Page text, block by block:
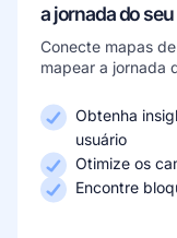
a jornada do
Conecte mapas
mapear a jornada
Obtenha
usuário
Otimize os
Encontre